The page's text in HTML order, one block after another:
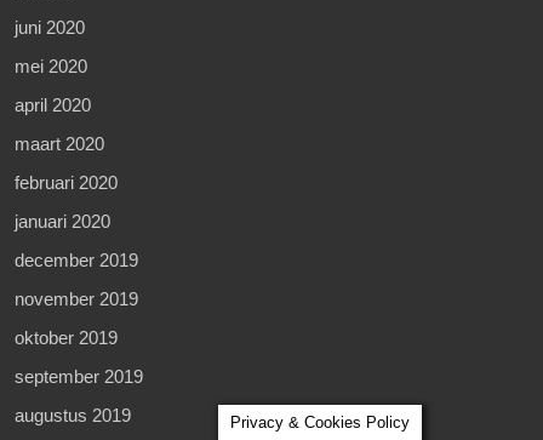
juni 2020
mei 2020
april 2020
maart 2020
februari 2020
januari 2020
december 2019
november 2019
oktober 2019
september 2019
augustus 2019
Privacy & Cookies Policy